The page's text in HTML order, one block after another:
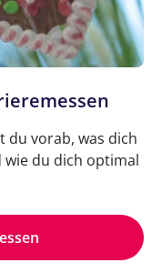
du vorab, was dich
du dich optimal